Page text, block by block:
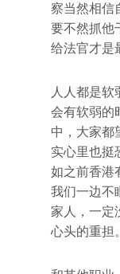
察当然相信
要不然抓他
给法官才是
人人都是软
会有软弱的
中，大家都
实心里也挺
如之前香港
我们一边不
家人，一定
心头的重担。